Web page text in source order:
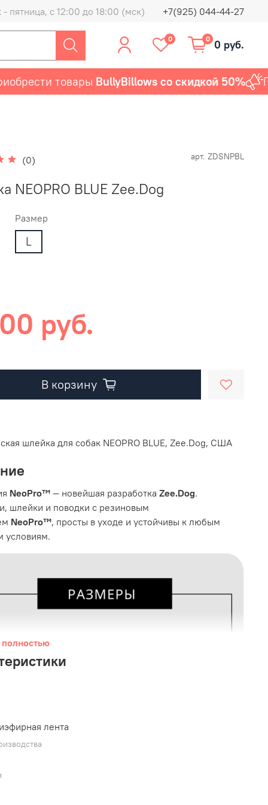
пятница, с 12:00 до 18:00 (мск) +7(925) 044-44-27
0 0 0 руб.
товарыBullyBillows со скидкой 50%
(0) арт. ZDSNPBL
NEOPRO BLUE Zee.Dog
Размер
L
руб.
В корзину
шлейка для собак NEOPRO BLUE, Zee.Dog, США
NeoPro™ — новейшая разработкаZee.Dog.
шлейки и поводки с резиновым
NeoPro™, просты в уходе и устойчивы к любым
условиям.
полностью
лента